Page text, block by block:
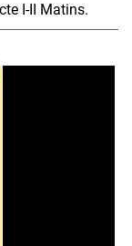
I-II Matins.